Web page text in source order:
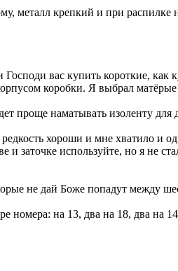
металл крепкий и при распилке
вас купить короткие, как
коробки. Я выбрал
проще наматывать изоленту для
хороши и мне хватило и
и заточке используйте, но я не
не дай Боже попадут между
номера: на 13, два на 18, два на